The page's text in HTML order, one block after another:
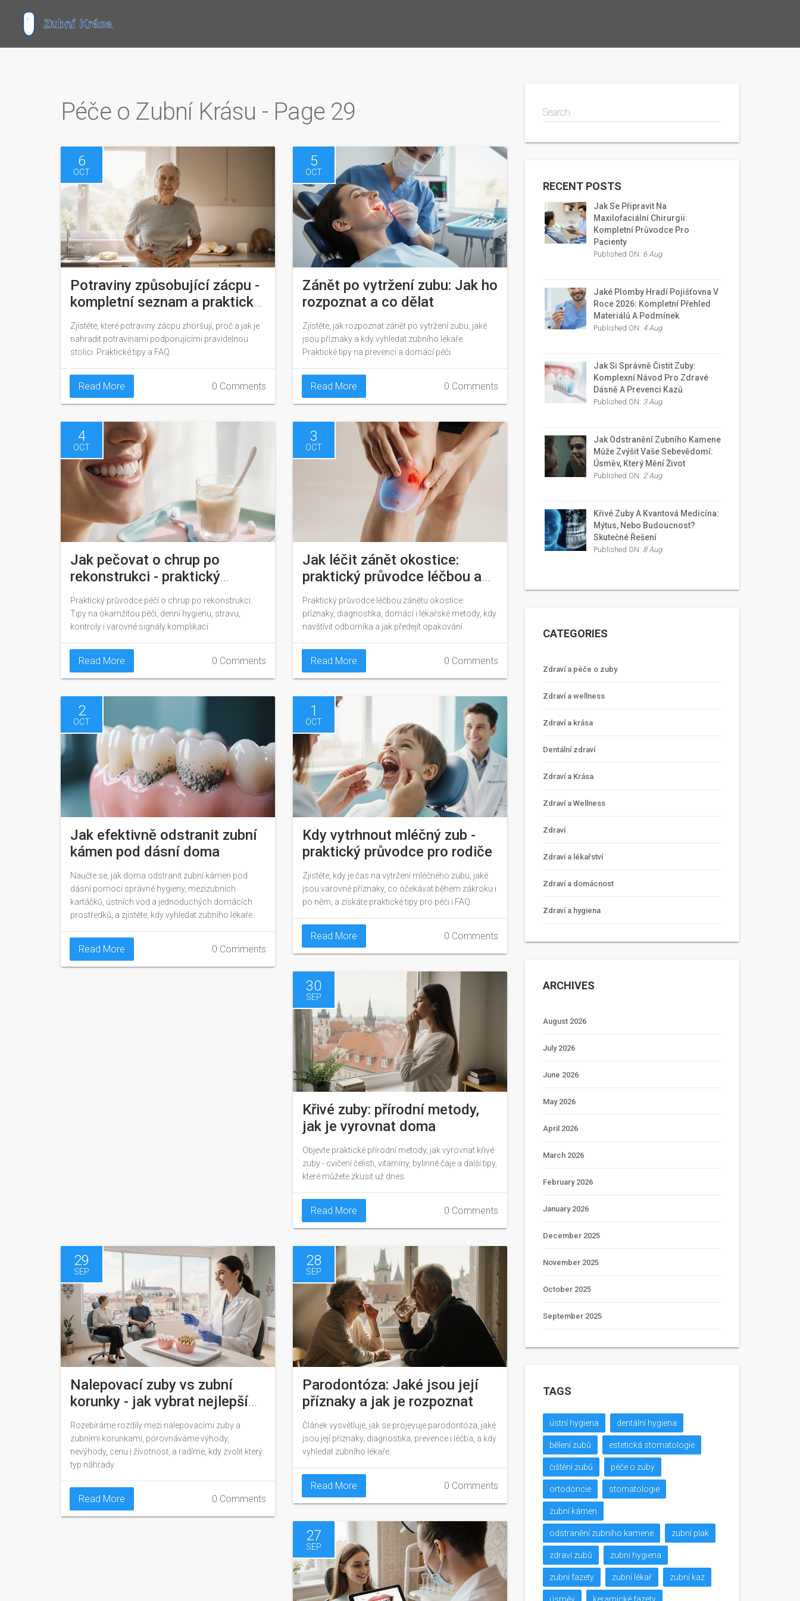
Péče o Zubní Krásu - Page 29
6
OCT
Potraviny způsobující zácpu -
kompletní seznam a praktické
tipy
Zjistěte, které potraviny zácpu zhoršují, proč a jak je
nahradit potravinami podporujícími pravidelnou
stolici. Praktické tipy a FAQ.
Read More 0 Comments
5
OCT
Zánět po vytržení zubu: Jak ho
rozpoznat a co dělat
Zjistěte, jak rozpoznat zánět po vytržení zubu, jaké
jsou příznaky a kdy vyhledat zubního lékaře.
Praktické tipy na prevenci a domácí péči.
Read More 0 Comments
4
OCT
Jak pečovat o chrup po
rekonstrukci - praktický
průvodce
Praktický průvodce péčí o chrup po rekonstrukci.
Tipy na okamžitou péči, denní hygienu, stravu,
kontroly i varovné signály komplikací.
Read More 0 Comments
3
OCT
Jak léčit zánět okostice:
praktický průvodce léčbou a
prevencí
Praktický průvodce léčbou zánětu okostice:
příznaky, diagnostika, domácí i lékařské metody, kdy
navštívit odborníka a jak předejít opakování.
Read More 0 Comments
2
OCT
Jak efektivně odstranit zubní
kámen pod dásní doma
Naučte se, jak doma odstranit zubní kámen pod
dásní pomocí správné hygieny, mezizubních
kartáčků, ústních vod a jednoduchých domácích
prostředků, a zjistěte, kdy vyhledat zubního lékaře.
Read More 0 Comments
1
OCT
Kdy vytrhnout mléčný zub -
praktický průvodce pro rodiče
Zjistěte, kdy je čas na vytržení mléčného zubu, jaké
jsou varovné příznaky, co očekávat během zákroku i
po něm, a získáte praktické tipy pro péči i FAQ.
Read More 0 Comments
30
SEP
Křivé zuby: přírodní metody,
jak je vyrovnat doma
Objevte praktické přírodní metody, jak vyrovnat křivé
zuby - cvičení čelisti, vitamíny, bylinné čaje a další tipy,
které můžete zkusit už dnes.
Read More 0 Comments
29
SEP
Nalepovací zuby vs zubní
korunky - jak vybrat nejlepší
řešení
Rozebíráme rozdíly mezi nalepovacími zuby a
zubními korunkami, porovnáváme výhody,
nevýhody, cenu i životnost, a radíme, kdy zvolit který
typ náhrady.
Read More 0 Comments
28
SEP
Parodontóza: Jaké jsou její
příznaky a jak je rozpoznat
Článek vysvětluje, jak se projevuje parodontóza, jaké
jsou její příznaky, diagnostika, prevence i léčba, a kdy
vyhledat zubního lékaře.
Read More 0 Comments
27
SEP
Search
RECENT POSTS
Jak Se Připravit Na
Maxilofaciální Chirurgii:
Kompletní Průvodce Pro
Pacienty
Published ON: 6 Aug
Jaké Plomby Hradí Pojišťovna V
Roce 2026: Kompletní Přehled
Materiálů A Podmínek
Published ON: 4 Aug
Jak Si Správně Čistit Zuby:
Komplexní Návod Pro Zdravé
Dásně A Prevenci Kazů
Published ON: 3 Aug
Jak Odstranění Zubního Kamene
Může Zvýšit Vaše Sebevědomí:
Úsměv, Který Mění Život
Published ON: 2 Aug
Křivé Zuby A Kvantová Medicína:
Mýtus, Nebo Budoucnost?
Skutečné Řešení
Published ON: 8 Aug
CATEGORIES
Zdraví a péče o zuby
Zdraví a wellness
Zdraví a krása
Dentální zdraví
Zdraví a Krása
Zdraví a Wellness
Zdraví
Zdraví a lékařství
Zdraví a domácnost
Zdraví a hygiena
ARCHIVES
August 2026
July 2026
June 2026
May 2026
April 2026
March 2026
February 2026
January 2026
December 2025
November 2025
October 2025
September 2025
TAGS
ústní hygiena dentální hygiena
bělení zubů estetická stomatologie
čištění zubů péče o zuby
ortodoncie stomatologie
zubní kámen
odstranění zubního kamene zubní plak
zdraví zubů zubní hygiena
zubní fazety zubní lékař zubní kaz